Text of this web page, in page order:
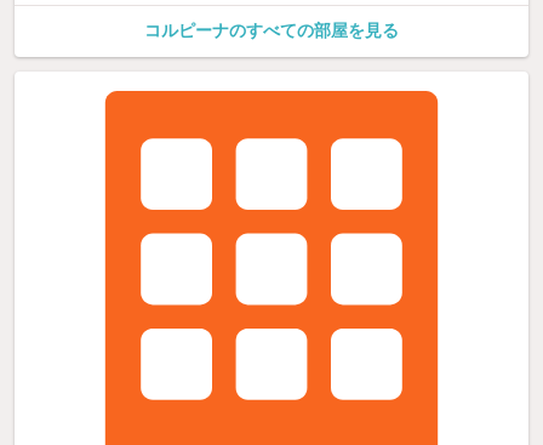
コルピーナのすべての部屋を見る